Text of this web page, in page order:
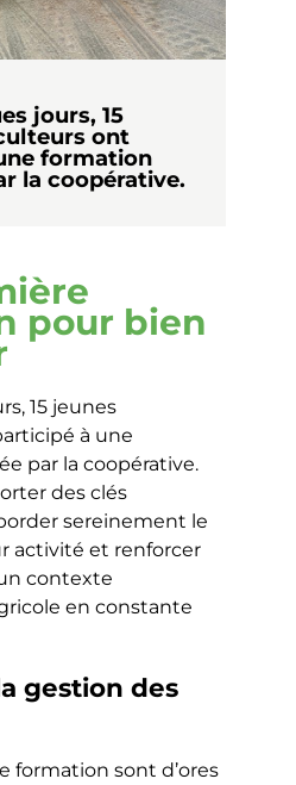
jours, 15
ont
formation
la coopérative.
pour bien
15 jeunes
à une
par la coopérative.
des clés
sereinement le
activité et renforcer
contexte
en constante
gestion des
formation sont d’ores